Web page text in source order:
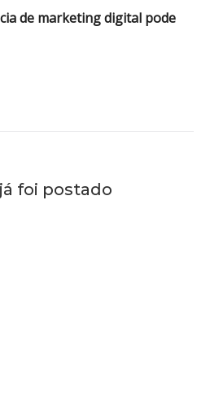
de marketing digital pode
foi postado